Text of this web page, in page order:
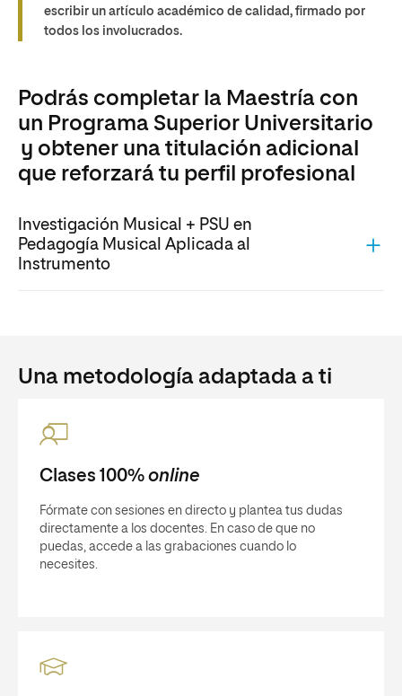
escribir un artículo académico de calidad, firmado por
todos los involucrados.
Podrás completar la Maestría con
un Programa Superior Universitario
y obtener una titulación adicional
que reforzará tu perfil profesional
Investigación Musical + PSU en
Pedagogía Musical Aplicada al
Instrumento
Una metodología adaptada a ti
Clases 100% online
Fórmate con sesiones en directo y plantea tus dudas
directamente a los docentes. En caso de que no
puedas, accede a las grabaciones cuando lo
necesites.